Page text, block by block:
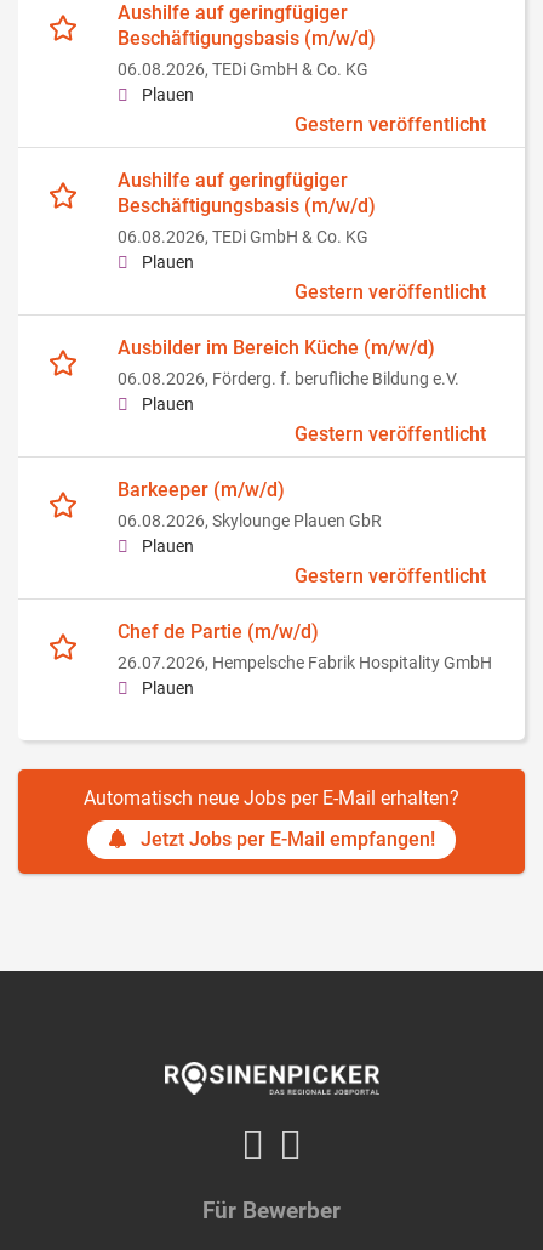
Aushilfe auf geringfügiger
Beschäftigungsbasis (m/w/d)
06.08.2026, TEDi GmbH & Co. KG
Plauen
Gestern veröffentlicht
Aushilfe auf geringfügiger
Beschäftigungsbasis (m/w/d)
06.08.2026, TEDi GmbH & Co. KG
Plauen
Gestern veröffentlicht
Ausbilder im Bereich Küche (m/w/d)
06.08.2026, Förderg. f. berufliche Bildung e.V.
Plauen
Gestern veröffentlicht
Barkeeper (m/w/d)
06.08.2026, Skylounge Plauen GbR
Plauen
Gestern veröffentlicht
Chef de Partie (m/w/d)
26.07.2026, Hempelsche Fabrik Hospitality GmbH
Plauen
Automatisch neue Jobs per E-Mail erhalten?
Jetzt Jobs per E-Mail empfangen!
Für Bewerber